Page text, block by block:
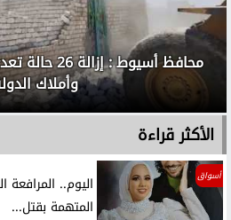
محافظ أسيوط :
وأملاك
الأكثر قراءة
أسواق
اليوم..
المتهمة بقتل...